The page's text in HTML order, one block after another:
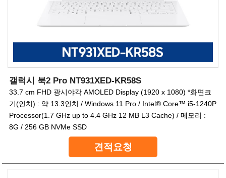
갤럭시 북2 Pro NT931XED-KR58S
33.7 cm FHD 광시야각 AMOLED Display (1920 x 1080) *화면크
기(인치) : 약 13.3인치 / Windows 11 Pro / Intel® Core™ i5-1240P
Processor(1.7 GHz up to 4.4 GHz 12 MB L3 Cache) / 메모리 :
8G / 256 GB NVMe SSD
견적요청